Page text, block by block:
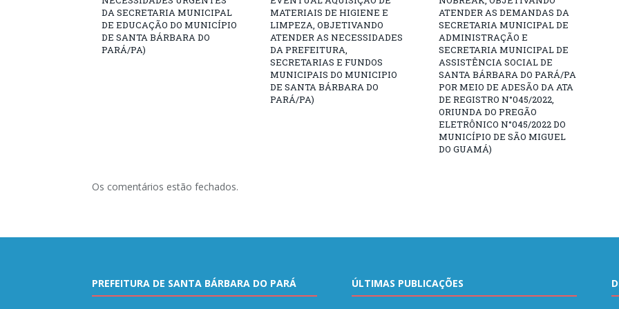
DA SECRETARIA MUNICIPAL
DE EDUCAÇÃO DO MUNICÍPIO
DE SANTA BÁRBARA DO
PARÁ/PA)
MATERIAIS DE HIGIENE E
LIMPEZA, OBJETIVANDO
ATENDER AS NECESSIDADES
DA PREFEITURA,
SECRETARIAS E FUNDOS
MUNICIPAIS DO MUNICIPIO
DE SANTA BÁRBARA DO
PARÁ/PA)
ATENDER AS DEMANDAS DA
SECRETARIA MUNICIPAL DE
ADMINISTRAÇÃO E
SECRETARIA MUNICIPAL DE
ASSISTÊNCIA SOCIAL DE
SANTA BÁRBARA DO PARÁ/PA
POR MEIO DE ADESÃO DA ATA
DE REGISTRO N°045/2022,
ORIUNDA DO PREGÃO
ELETRÔNICO N°045/2022 DO
MUNICÍPIO DE SÃO MIGUEL
DO GUAMÁ)
Os comentários estão fechados.
PREFEITURA DE SANTA BÁRBARA DO PARÁ ÚLTIMAS PUBLICAÇÕES